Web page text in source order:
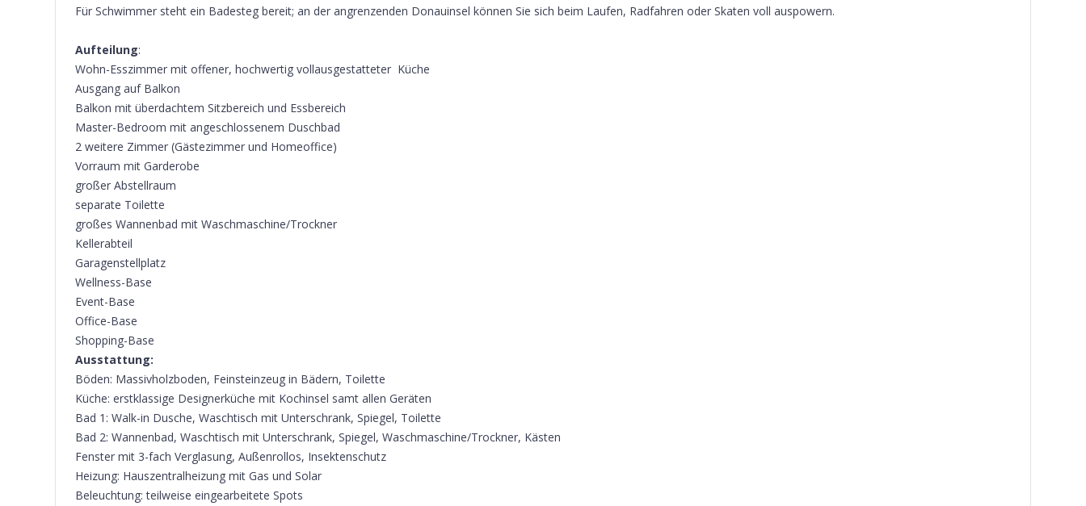
Für Schwimmer steht ein Badesteg bereit; an der angrenzenden Donauinsel können Sie sich beim Laufen, Radfahren oder Skaten voll auspowern.
Aufteilung:
Wohn-Esszimmer mit offener, hochwertig vollausgestatteter Küche
Ausgang auf Balkon
Balkon mit überdachtem Sitzbereich und Essbereich
Master-Bedroom mit angeschlossenem Duschbad
2 weitere Zimmer (Gästezimmer und Homeoffice)
Vorraum mit Garderobe
großer Abstellraum
separate Toilette
großes Wannenbad mit Waschmaschine/Trockner
Kellerabteil
Garagenstellplatz
Wellness-Base
Event-Base
Office-Base
Shopping-Base
Ausstattung:
Böden: Massivholzboden, Feinsteinzeug in Bädern, Toilette
Küche: erstklassige Designerküche mit Kochinsel samt allen Geräten
Bad 1: Walk-in Dusche, Waschtisch mit Unterschrank, Spiegel, Toilette
Bad 2: Wannenbad, Waschtisch mit Unterschrank, Spiegel, Waschmaschine/Trockner, Kästen
Fenster mit 3-fach Verglasung, Außenrollos, Insektenschutz
Heizung: Hauszentralheizung mit Gas und Solar
Beleuchtung: teilweise eingearbeitete Spots